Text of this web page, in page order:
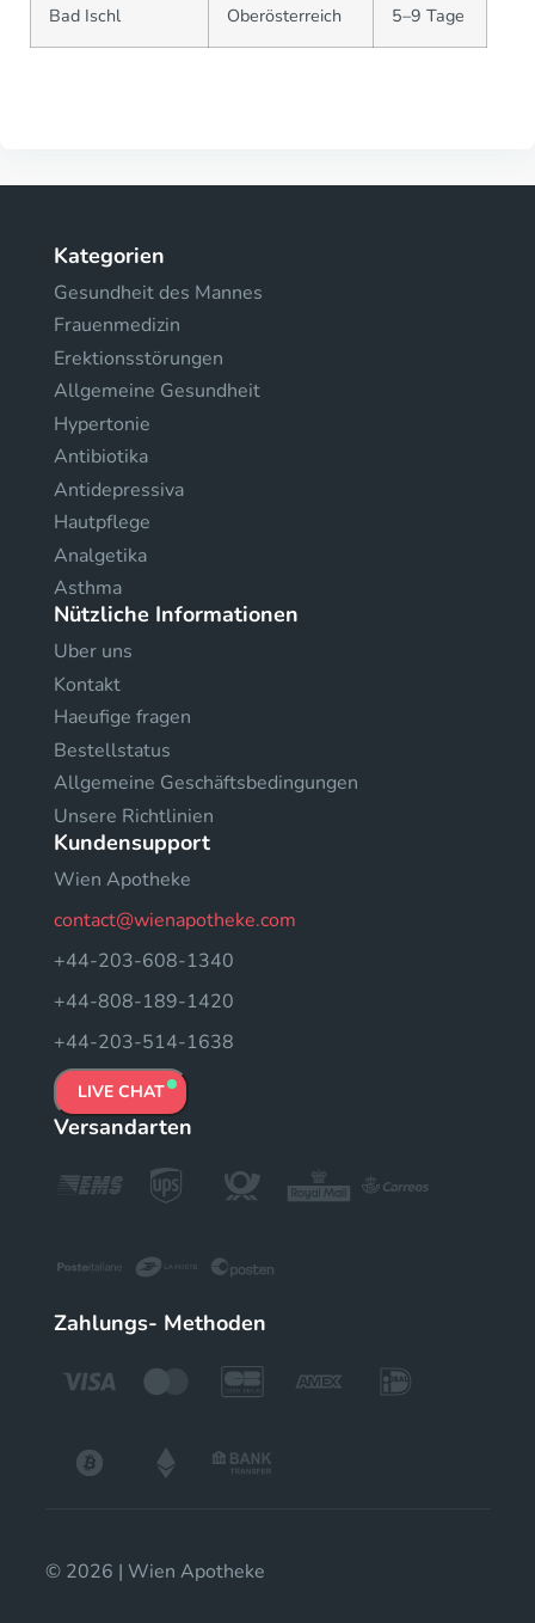
Bad Ischl Oberösterreich 5–9 Tage
Kategorien
Gesundheit des Mannes
Frauenmedizin
Erektionsstörungen
Allgemeine Gesundheit
Hypertonie
Antibiotika
Antidepressiva
Hautpflege
Analgetika
Asthma
Nützliche Informationen
Uber uns
Kontakt
Haeufige fragen
Bestellstatus
Allgemeine Geschäftsbedingungen
Unsere Richtlinien
Kundensupport
Wien Apotheke
contact@wienapotheke.com
+44-203-608-1340
+44-808-189-1420
+44-203-514-1638
LIVE CHAT
Versandarten
Zahlungs- Methoden
© 2026 | Wien Apotheke